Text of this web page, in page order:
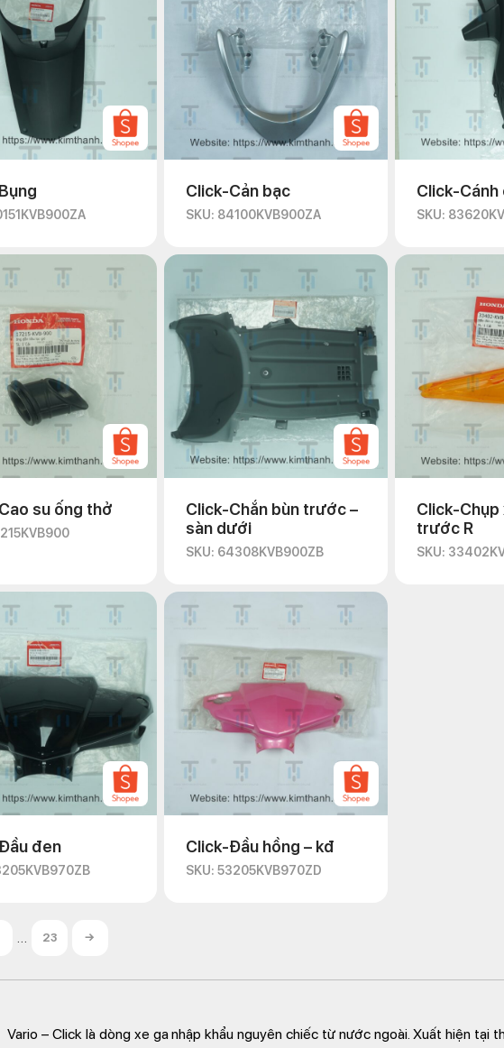
Click-Cản bạc
SKU: 84100KVB900ZA
Click-Cánh
SKU:
su ống thở
Click-Chắn bùn trước –
sàn dưới
SKU: 64308KVB900ZB
Click-Chụp
trước R
SKU:
đen Click-Đầu hồng – kđ
SKU: 53205KVB970ZD
… 23 →
Vario – Click là dòng xe ga nhập khẩu nguyên chiếc từ nước ngoài. Xuất hiện